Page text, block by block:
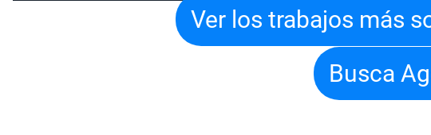
Ver los trabajos más
Busca